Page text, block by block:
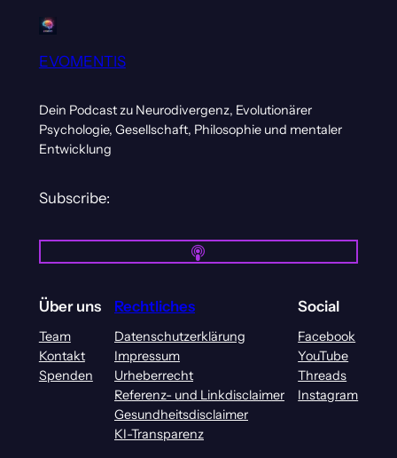
EVOMENTIS
Dein Podcast zu Neurodivergenz, Evolutionärer
Psychologie, Gesellschaft, Philosophie und mentaler
Entwicklung
Subscribe:
Über uns
Team
Kontakt
Spenden
Rechtliches
Datenschutzerklärung
Impressum
Urheberrecht
Referenz- und Linkdisclaimer
Gesundheitsdisclaimer
KI-Transparenz
Social
Facebook
YouTube
Threads
Instagram